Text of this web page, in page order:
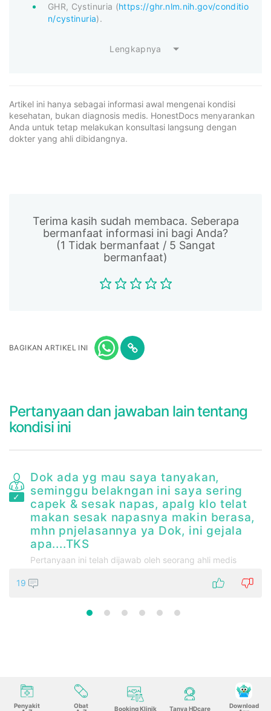
GHR, Cystinuria (https://ghr.nlm.nih.gov/conditio
n/cystinuria).
Lengkapnya
Artikel ini hanya sebagai informasi awal mengenai kondisi
kesehatan, bukan diagnosis medis. HonestDocs menyarankan
Anda untuk tetap melakukan konsultasi langsung dengan
dokter yang ahli dibidangnya.
Terima kasih sudah membaca. Seberapa
bermanfaat informasi ini bagi Anda?
(1 Tidak bermanfaat / 5 Sangat
bermanfaat)
BAGIKAN ARTIKEL INI
Pertanyaan dan jawaban lain tentang
kondisi ini
Dok ada yg mau saya tanyakan,
seminggu belakngan ini saya sering
capek & sesak napas, apalg klo telat
makan sesak napasnya makin berasa,
mhn pnjelasannya ya Dok, ini gejala
apa....TKS
Pertanyaan ini telah dijawab oleh seorang ahli medis
19
Penyakit
Obat
Booking Klinik Tanya HDcare
Download